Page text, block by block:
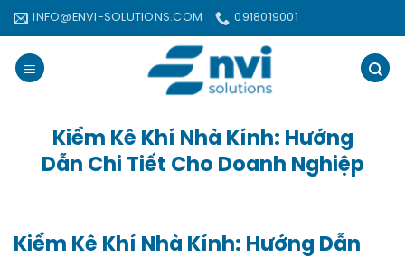
Bỏ
qua
nội
dung
INFO@ENVI-SOLUTIONS.COM 0918019001
Kiểm Kê Khí Nhà Kính: Hướng
Dẫn Chi Tiết Cho Doanh Nghiệp
Kiểm Kê Khí Nhà Kính: Hướng Dẫn